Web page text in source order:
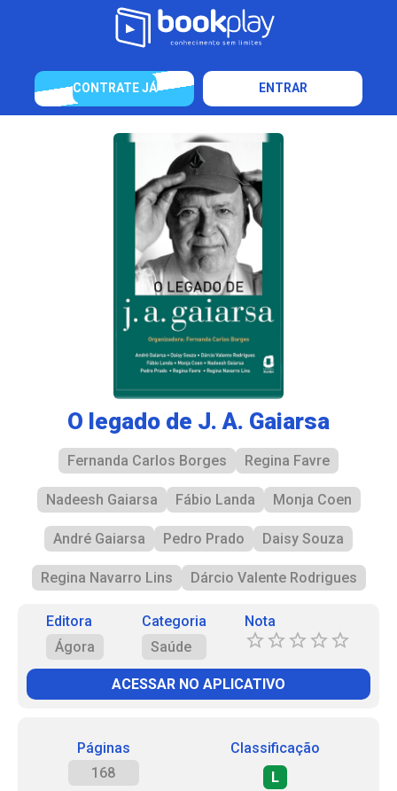
CONTRATE JÁ ENTRAR
O legado de J. A. Gaiarsa
Fernanda Carlos Borges Regina Favre
Nadeesh Gaiarsa Fábio Landa Monja Coen
André Gaiarsa Pedro Prado Daisy Souza
Regina Navarro Lins Dárcio Valente Rodrigues
Editora
Ágora
Categoria
Saúde
Nota
ACESSAR NO APLICATIVO
Páginas
168
Classificação
L